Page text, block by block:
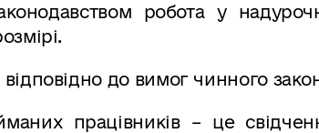
робота у
до вимог чинного
працівників – це